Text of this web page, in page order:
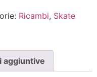
Ricambi, Skate
aggiuntive